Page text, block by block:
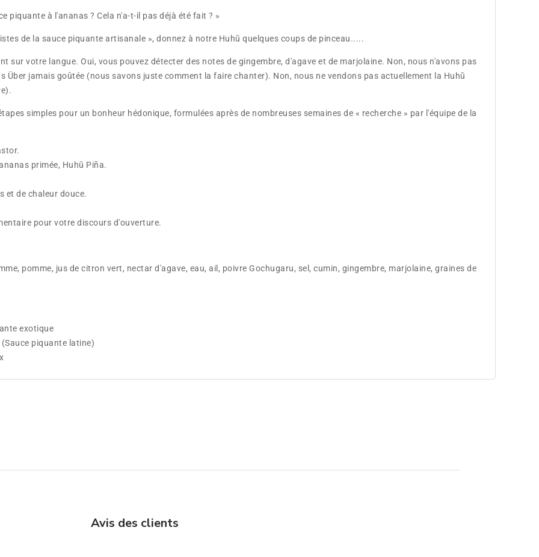
piquante à l'ananas ? Cela n'a-t-il pas déjà été fait ? »
de la sauce piquante artisanale », donnez à notre Huhū quelques coups de pinceau.....
sur votre langue. Oui, vous pouvez détecter des notes de gingembre, d'agave et de marjolaine. Non, nous n'avons pas
Über jamais goûtée (nous savons juste comment la faire chanter). Non, nous ne vendons pas actuellement la Huhū
simples pour un bonheur hédonique, formulées après de nombreuses semaines de « recherche » par l'équipe de la
primée, Huhū Piña.
et de chaleur douce.
pour votre discours d'ouverture.
pomme, jus de citron vert, nectar d'agave, eau, ail, poivre Gochugaru, sel, cumin, gingembre, marjolaine, graines de
exotique
piquante latine)
Avis des clients